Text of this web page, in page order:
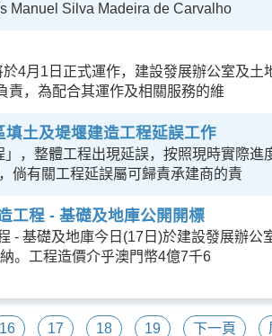
Manuel Silva Madeira de Carvalho
4月1日正式運作，建設發展辦公室及土
責，為配合其運作及相關服務的維
土及堤堰建造工程延誤工作
，整體工程出現延誤，按照現時實際進
倘有關工程延誤屬可歸責承建商的責
工程 - 基礎及地庫公開開標
- 基礎及地庫今日(17日)於建設發展辦公
。工程造價介乎澳門幣4億7千6
16 17 18 19 下一頁